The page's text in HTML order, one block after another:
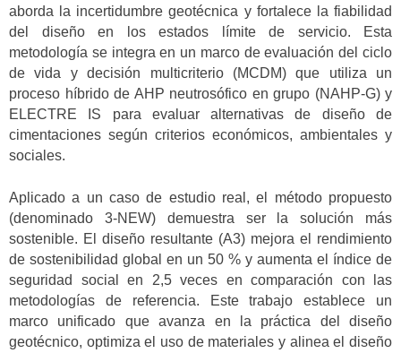
aborda la incertidumbre geotécnica y fortalece la fiabilidad
del diseño en los estados límite de servicio. Esta
metodología se integra en un marco de evaluación del ciclo
de vida y decisión multicriterio (MCDM) que utiliza un
proceso híbrido de AHP neutrosófico en grupo (NAHP-G) y
ELECTRE IS para evaluar alternativas de diseño de
cimentaciones según criterios económicos, ambientales y
sociales.
Aplicado a un caso de estudio real, el método propuesto
(denominado 3-NEW) demuestra ser la solución más
sostenible. El diseño resultante (A3) mejora el rendimiento
de sostenibilidad global en un 50 % y aumenta el índice de
seguridad social en 2,5 veces en comparación con las
metodologías de referencia. Este trabajo establece un
marco unificado que avanza en la práctica del diseño
geotécnico, optimiza el uso de materiales y alinea el diseño